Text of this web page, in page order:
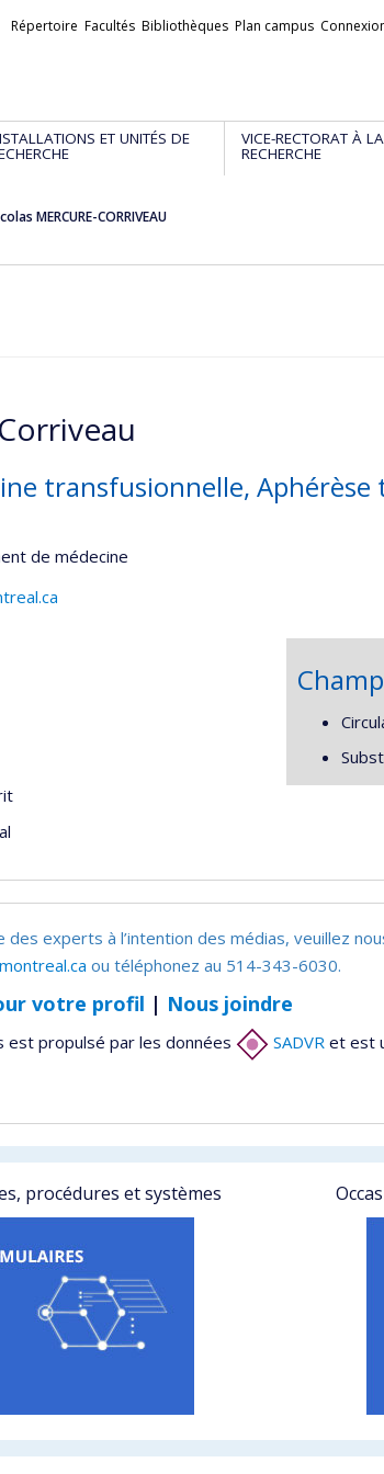
Liens
Répertoire Facultés Bibliothèques Plan campus
ET UNITÉS DE VICE-RECTORAT À LA
RECHERCHE
MERCURE-CORRIVEAU
transfusionnelle,
de médecine
experts à l’intention des médias, veuillez
ou téléphonez au 514-343-6030.
votre profil | Nous joindre
est propulsé par les données SADVR et est
procédures et systèmes